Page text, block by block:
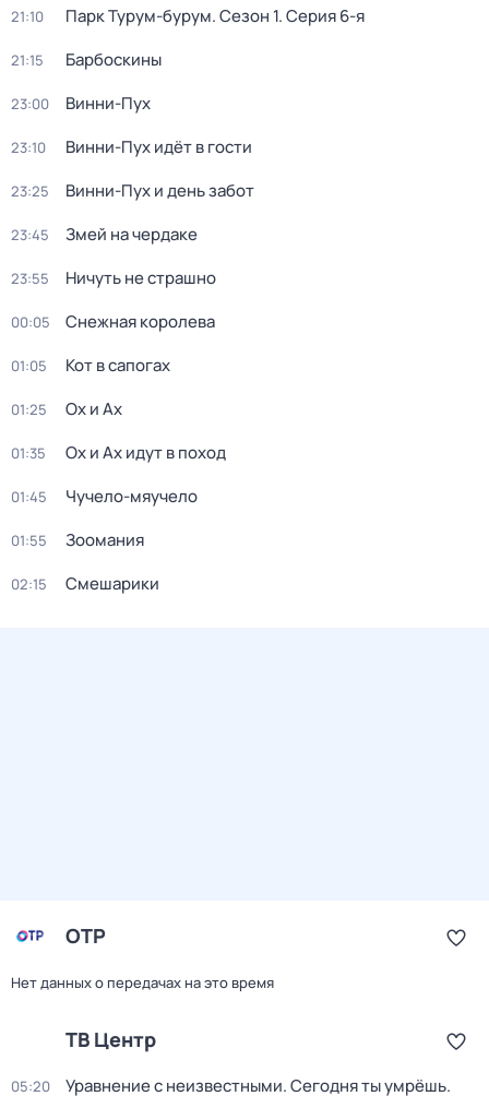
21:10 Парк Турум-бурум. Сезон 1. Серия 6-я
21:15 Барбоскины
23:00 Винни-Пух
23:10 Винни-Пух идёт в гости
23:25 Винни-Пух и день забот
23:45 Змей на чердаке
23:55 Ничуть не страшно
00:05 Снежная королева
01:05 Кот в сапогах
01:25 Ох и Ах
01:35 Ох и Ах идут в поход
01:45 Чучело-мяучело
01:55 Зоомания
02:15 Смешарики
ОТР
Нет данных о передачах на это время
ТВ Центр
05:20 Уравнение с неизвестными. Сегодня ты умрёшь.